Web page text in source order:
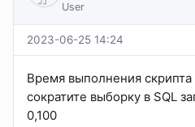
User
2023-06-25 14:24
Время выполнения
сократите выборку в SQL
0,100